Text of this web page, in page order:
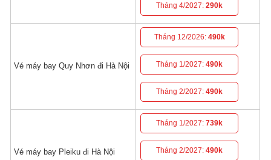
Tháng 4/2027:290k
Vé máy bay Quy Nhơn đi Hà Nội
Tháng 12/2026: 490k
Tháng 1/2027:490k
Tháng 2/2027:490k
Vé máy bay Pleiku đi Hà Nội
Tháng 1/2027:739k
Tháng 2/2027:490k